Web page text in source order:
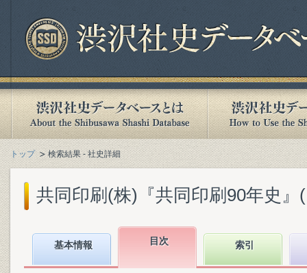
トップ 検索結果 - 社史詳細
共同印刷(株)『共同印刷90年史』
基本情報 目次 索引